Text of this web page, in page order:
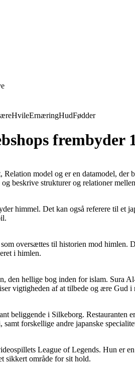
HvileErnæringHudFødder
frembyder
model og er en datamodel,
beskrive strukturer og relationer
himmel. Det kan også referere til
oversættes til historien mod himlen.
i himlen.
den hellige bog inden for islam. Sura
vigtigheden af at tilbede og ære Gud i
beliggende i Silkeborg.
forskellige andre japanske
League of Legends. Hun er
sikkert område for sit hold.